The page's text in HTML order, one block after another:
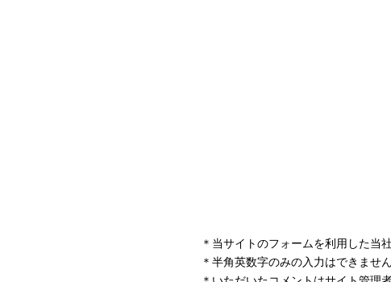
＊当サイトのフォームを利用した当
＊半角英数字のみの入力はできません